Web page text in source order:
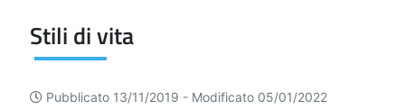
Stili di vita
Pubblicato 13/11/2019 - Modificato 05/01/2022